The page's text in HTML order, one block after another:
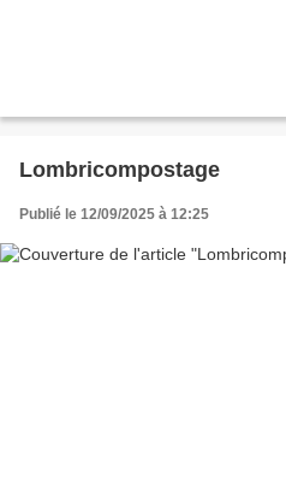
Lombricompostage
Publié le 12/09/2025 à 12:25